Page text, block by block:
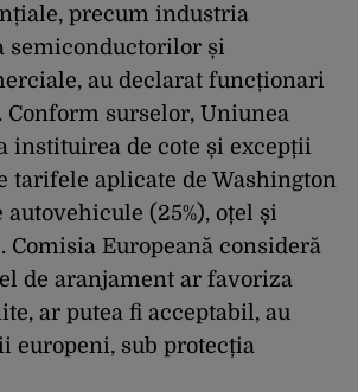
precum industria
semiconductorilor și
au declarat funcționari
Conform surselor, Uniunea
instituirea de cote și excepții
tarifele aplicate de Washington
(25%), oțel și
Comisia Europeană consideră
de aranjament ar favoriza
ar putea fi acceptabil, au
europeni, sub protecția